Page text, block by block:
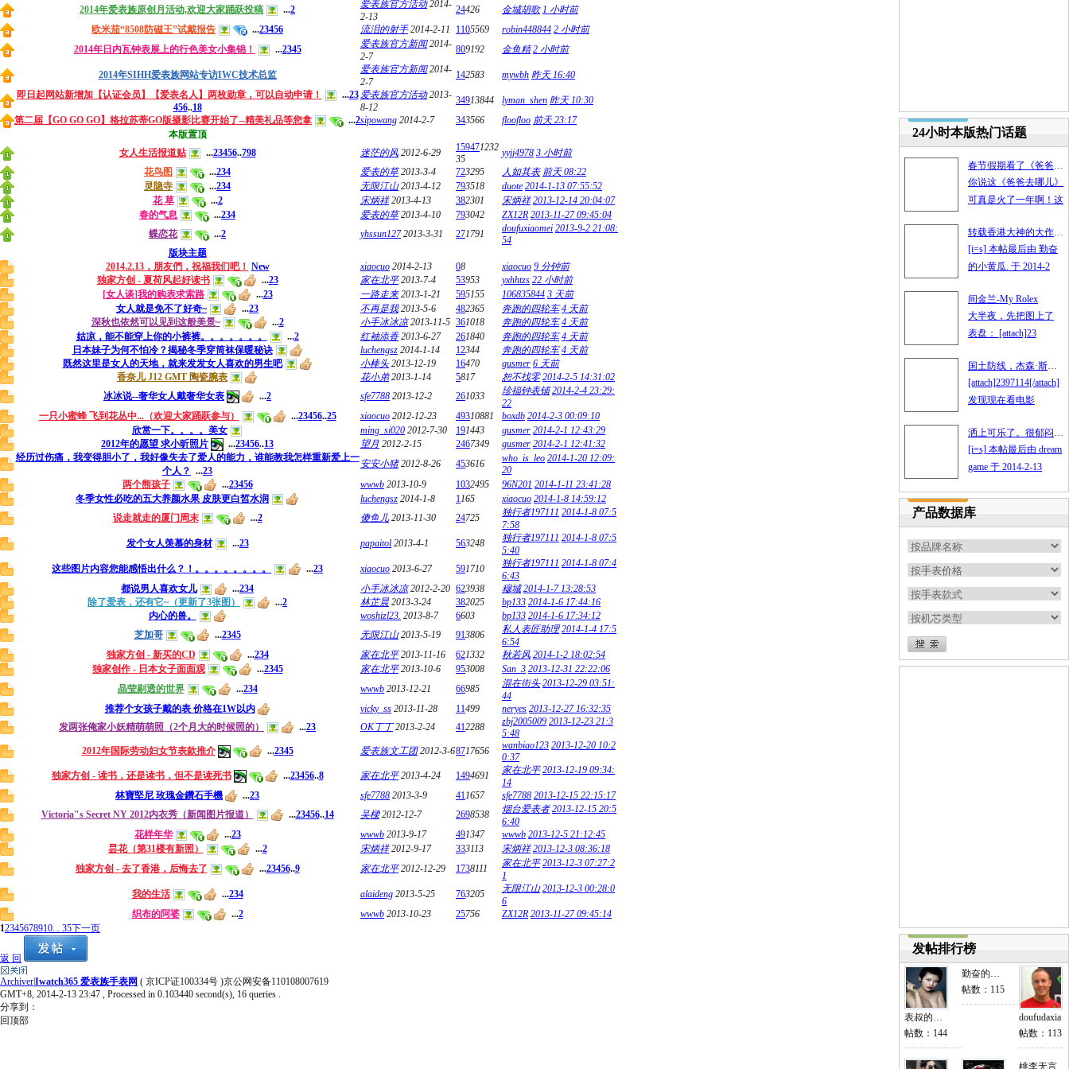
2014年爱表族原创月活动,欢迎大家踊跃投稿 ...2 爱表族官方活动 2014-
2-13
24426 金城胡歌 1 小时前
欧米茄“8508防磁王”试戴报告
...23456 流泪的射手 2014-2-11 1105569 robin448844 2 小时前
2014年日内瓦钟表展上的行色美女小集锦！
...2345 爱表族官方新闻 2014-
2-7
809192 金鱼精 2 小时前
2014年SIHH爱表族网站专访IWC技术总监 爱表族官方新闻 2014-
2-7
142583 mywbh 昨天 16:40
即日起网站新增加【认证会员】【爱表名人】两枚勋章，可以自动申请！
...23
456..18
爱表族官方活动 2013-
8-12
34913844 lyman_shen 昨天 10:30
第二届【GO GO GO】格拉苏蒂GO版摄影比赛开始了--精美礼品等您拿
...2sipowang 2014-2-7 343566 floofloo 前天 23:17
本版置顶
女人生活报道贴
...23456..798 迷茫的风 2012-6-29 159471232
35
yyjj4978 3 小时前
花鸟图
...234 爱表的草 2013-3-4 723295 人如其表 前天 08:22
灵隐寺
...234 无限江山 2013-4-12 793518 duote 2014-1-13 07:55:52
花 草
...2 宋炳祥 2013-4-13 382301 宋炳祥 2013-12-14 20:04:07
春的气息
...234 爱表的草 2013-4-10 793042 ZX12R 2013-11-27 09:45:04
蝶恋花
...2 yhssun127 2013-3-31 271791 doufuxiaomei 2013-9-2 21:08:
54
版块主题
2014.2.13，朋友們，祝福我们吧！ New xiaocuo 2014-2-13 08 xiaocuo 9 分钟前
独家方创 - 夏荷风起好读书
...23 家在北平 2013-7-4 53953 yxhhtzs 22 小时前
[女人谈]我的购表求索路
...23 一路走来 2013-1-21 595155 106835844 3 天前
女人就是免不了好奇~
...23 不再是我 2013-5-6 482365 奔跑的四轮车 4 天前
深秋也依然可以见到这般美景~
...2 小手冰冰凉 2013-11-5 361018 奔跑的四轮车 4 天前
姑凉，能不能穿上你的小裤裤。。。。。。。
...2 红袖添香 2013-6-27 261840 奔跑的四轮车 4 天前
日本妹子为何不怕冷？揭秘冬季穿筒袜保暖秘诀
luchengsz 2014-1-14 12344 奔跑的四轮车 4 天前
既然这里是女人的天地，就来发发女人喜欢的男生吧
小棒头 2013-12-19 16470 gusmer 6 天前
香奈儿 J12 GMT 陶瓷腕表
花小弟 2013-1-14 5817 恕不找零 2014-2-5 14:31:02
冰冰说--奢华女人戴奢华女表
...2 sfe7788 2013-12-2 261033 珍福钟表铺 2014-2-4 23:29:
22
一只小蜜蜂 飞到花丛中...（欢迎大家踊跃参与）
...23456..25 xiaocuo 2012-12-23 49310881 boxdb 2014-2-3 00:09:10
欣赏一下。。。。美女
ming_si020 2012-7-30 191443 gusmer 2014-2-1 12:43:29
2012年的愿望 求小昕照片
...23456..13 望月 2012-2-15 2467349 gusmer 2014-2-1 12:41:32
经历过伤痛，我变得胆小了，我好像失去了爱人的能力，谁能教我怎样重新爱上一
个人？ ...23
安安小猪 2012-8-26 453616 who_is_leo 2014-1-20 12:09:
20
两个熊孩子
...23456 wwwb 2013-10-9 1032495 96N201 2014-1-11 23:41:28
冬季女性必吃的五大养颜水果 皮肤更白皙水润
luchengsz 2014-1-8 1165 xiaocuo 2014-1-8 14:59:12
说走就走的厦门周末
...2 傻鱼儿 2013-11-30 24725 独行者197111 2014-1-8 07:5
7:58
发个女人羡慕的身材
...23 papaitol 2013-4-1 563248 独行者197111 2014-1-8 07:5
5:40
这些图片内容您能感悟出什么？！。。。。。。。。
...23 xiaocuo 2013-6-27 591710 独行者197111 2014-1-8 07:4
6:43
都说男人喜欢女儿
...234 小手冰冰凉 2012-2-20 623938 穆城 2014-1-7 13:28:53
除了爱表，还有它~（更新了3张图）
...2 林芷晨 2013-3-24 382025 bp133 2014-1-6 17:44:16
内心的兽。
woshizl23. 2013-8-7 6603 bp133 2014-1-6 17:34:12
芝加哥
...2345 无限江山 2013-5-19 913806 私人表匠助理 2014-1-4 17:5
6:54
独家方创 - 新买的CD
...234 家在北平 2013-11-16 621332 秋若风 2014-1-2 18:02:54
独家创作 - 日本女子面面观
...2345 家在北平 2013-10-6 953008 San_3 2013-12-31 22:22:06
晶莹剔透的世界
...234 wwwb 2013-12-21 66985 混在街头 2013-12-29 03:51:
44
推荐个女孩子戴的表 价格在1W以内
vicky_ss 2013-11-28 11499 neryes 2013-12-27 16:32:35
发两张俺家小妖精萌萌照（2个月大的时候照的）
...23 OK丁丁 2013-2-24 412288 zbj2005009 2013-12-23 21:3
5:48
2012年国际劳动妇女节表款推介
...2345 爱表族文工团 2012-3-68717656 wanbiao123 2013-12-20 10:2
0:37
独家方创 - 读书，还是读书，但不是读死书
...23456..8 家在北平 2013-4-24 1494691 家在北平 2013-12-19 09:34:
14
林寶堅尼 玫瑰金鑽石手機
...23 sfe7788 2013-3-9 411657 sfe7788 2013-12-15 22:15:17
Victoria"s Secret NY 2012内衣秀（新闻图片报道）
...23456..14 吴樑 2012-12-7 2698538 烟台爱表者 2013-12-15 20:5
6:40
花样年华
...23 wwwb 2013-9-17 491347 wwwb 2013-12-5 21:12:45
昙花（第31楼有新照）
...2 宋炳祥 2012-9-17 333113 宋炳祥 2013-12-3 08:36:18
独家方创 - 去了香港，后悔去了
...23456..9 家在北平 2012-12-29 1738111 家在北平 2013-12-3 07:27:2
1
我的生活
...234 alaideng 2013-5-25 763205 无限江山 2013-12-3 00:28:0
6
织布的阿婆
...2 wwwb 2013-10-23 25756 ZX12R 2013-11-27 09:45:14
12345678910... 35下一页
返 回
ArchiverIwatch365 爱表族手表网 ( 京ICP证100334号 )京公网安备110108007619
GMT+8, 2014-2-13 23:47 , Processed in 0.103440 second(s), 16 queries .
分享到：
回顶部
24小时本版热门话题
春节假期看了《爸爸去哪儿》的进来讨论
你说这《爸爸去哪儿》
可真是火了一年啊！这
转载香港大神的大作-----中東之路 Part I (分享) & Part II (Q & A )
[i=s] 本帖最后由 勤奋
的小黄瓜. 于 2014-2
间金兰-My Rolex
大半夜，先把图上了
表盘： [attach]23
国土防线，杰森·斯坦森，沛纳海。stronger.
[attach]2397114[/attach]
发现现在看电影
洒上可乐了。很郁闷。有啥好办法呀
[i=s] 本帖最后由 dream
game 于 2014-2-13
产品数据库
发帖排行榜
表叔的太太
帖数：144
勤奋的小黄瓜.
帖数：115
doufudaxia
帖数：113
桃李无言